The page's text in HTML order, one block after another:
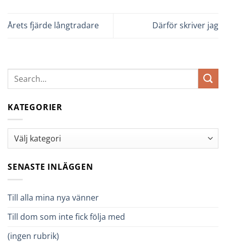
Årets fjärde långtradare Därför skriver jag
KATEGORIER
Kategorier
SENASTE INLÄGGEN
Till alla mina nya vänner
Till dom som inte fick följa med
(ingen rubrik)